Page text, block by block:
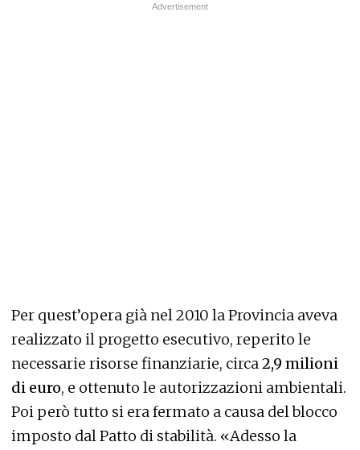
Per quest’opera già nel 2010 la Provincia aveva
realizzato il progetto esecutivo, reperito le
necessarie risorse finanziarie, circa2,9 milioni
di euro, e ottenuto le autorizzazioni ambientali.
Poi però tutto si era fermato a causa del blocco
imposto dal Patto di stabilità. «Adesso la